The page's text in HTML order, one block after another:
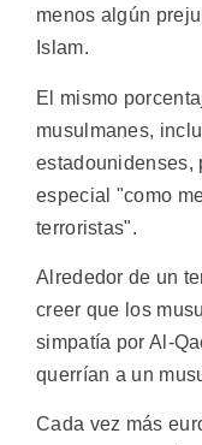
menos algún
Islam.
El mismo
musulmanes,
estadounidenses,
especial "como
terroristas".
Alrededor de un
creer que los
simpatía por Al-
querrían a un
Cada vez más